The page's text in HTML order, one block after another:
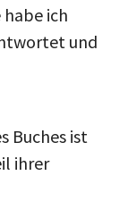
ich
und
Buches ist
ihrer